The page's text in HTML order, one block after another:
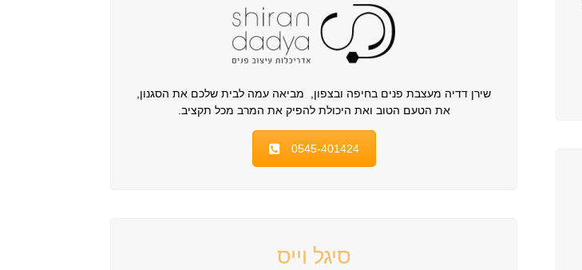
שירן דדיה מעצבת פנים בחיפה ובצפון, מביאה עמה לבית שלכם את הסגנון,
את הטעם הטוב ואת היכולת להפיק את המרב מכל תקציב.
0545-401424
סיגל וייס